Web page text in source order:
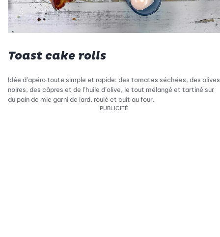
Toast cake rolls
Idée d’apéro toute simple et rapide: des tomates séchées, des olives
noires, des câpres et de l’huile d’olive, le tout mélangé et tartiné sur
du pain de mie garni de lard, roulé et cuit au four.
PUBLICITÉ